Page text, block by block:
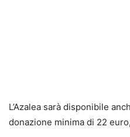
L’Azalea sarà disponibile
donazione minima di 22